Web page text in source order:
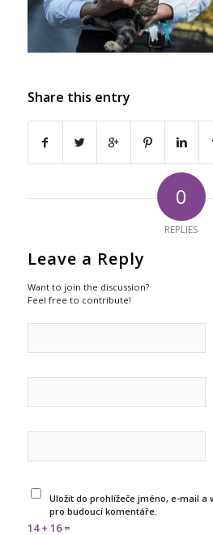
Share this entry
0
REPLIES
Leave a Reply
Want to join the discussion?
Feel free to contribute!
Uložit do prohlížeče jméno, e-mail a
pro budoucí komentáře.
14 + 16 =